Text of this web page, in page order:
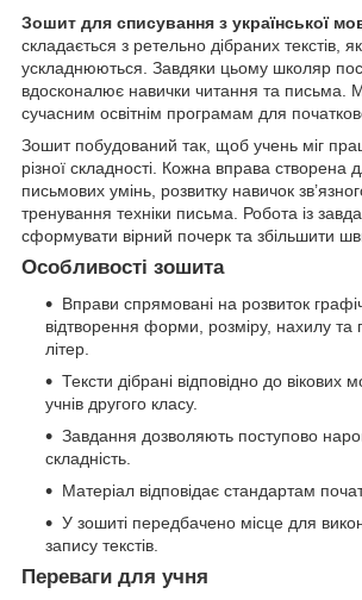
Зошит для списування з української
складається з ретельно дібраних текстів,
ускладнюються. Завдяки цьому школяр
вдосконалює навички читання та письма.
сучасним освітнім програмам для
Зошит побудований так, щоб учень міг
різної складності. Кожна вправа створена
письмових умінь, розвитку навичок
тренування техніки письма. Робота із
сформувати вірний почерк та збільшити
Особливості зошита
Вправи спрямовані на розвиток
відтворення форми, розміру, нахилу та
літер.
Тексти дібрані відповідно до вікових
учнів другого класу.
Завдання дозволяють поступово
складність.
Матеріал відповідає стандартам
У зошиті передбачено місце для
запису текстів.
Переваги для учня